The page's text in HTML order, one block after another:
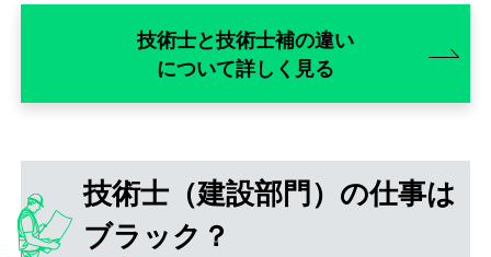
技術士と技術士補の違い
について詳しく見る
技術士（建設部門）の仕事は
ブラック？